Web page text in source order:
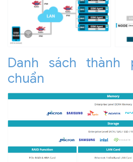
Danh sách thành
chuẩn